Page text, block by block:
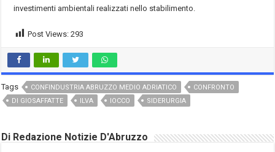
investimenti ambientali realizzati nello stabilimento.
Post Views: 293
Tags CONFINDUSTRIA ABRUZZO MEDIO ADRIATICO
CONFRONTO
DI GIOSAFFATTE
ILVA IOCCO SIDERURGIA
Di Redazione Notizie D'Abruzzo